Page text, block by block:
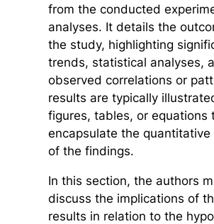
from the conducted
analyses. It details the
the study, highlighting
trends, statistical analyses,
observed correlations or
results are typically
figures, tables, or equations
encapsulate the quantitative
of the findings.
In this section, the authors
discuss the implications of
results in relation to the